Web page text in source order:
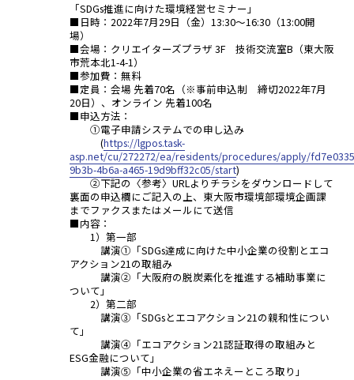
「SDGs推進に向けた環境経営セミナー」
■日時：2022年7月29日（金）13:30～16:30（13:00開
場）
■会場：クリエイターズプラザ 3F 技術交流室B（東大阪
市荒本北1-4-1）
■参加費：無料
■定員：会場 先着70名（※事前申込制 締切2022年7月
20日）、オンライン 先着100名
■申込方法：
①電子申請システムでの申し込み
(https://lgpos.task-
asp.net/cu/272272/ea/residents/procedures/apply/
9b3b-4b6a-a465-19d9bff32c05/start)
②下記の〈参考〉URLよりチラシをダウンロードして
裏面の申込欄にご記入の上、東大阪市環境部環境企画課
までファクスまたはメールにて送信
■内容：
1）第一部
講演①「SDGs達成に向けた中小企業の役割とエコ
アクション21の取組み
講演②「大阪府の脱炭素化を推進する補助事業に
ついて」
2）第二部
講演③「SDGsとエコアクション21の親和性につい
て」
講演④「エコアクション21認証取得の取組みと
ESG金融について」
講演⑤「中小企業の省エネえーところ取り」